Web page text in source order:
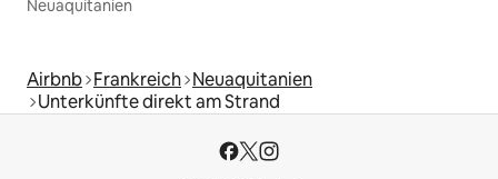
Neuaquitanien
Airbnb Frankreich Neuaquitanien
Unterkünfte direkt am Strand